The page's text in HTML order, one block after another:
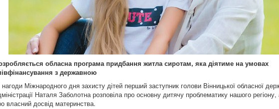
обласна програма придбання житла сиротам, яка діятиме на умовах
з державною
Міжнародного дня захисту дітей перший заступник голови Вінницької обласної
Наталя Заболотна розповіла про основну дитячу проблематику нашого
власний досвід материнства.